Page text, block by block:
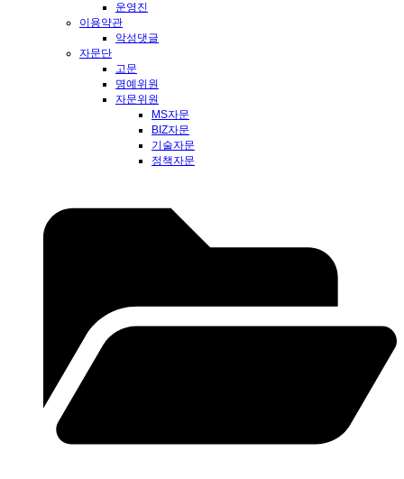
운영진
이용약관
악성댓글
자문단
고문
명예위원
자문위원
MS자문
BIZ자문
기술자문
정책자문